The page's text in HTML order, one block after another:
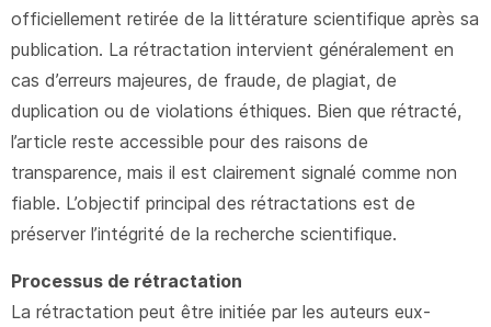
officiellement retirée de la littérature scientifique après sa
publication. La rétractation intervient généralement en
cas d’erreurs majeures, de fraude, de plagiat, de
duplication ou de violations éthiques. Bien que rétracté,
l’article reste accessible pour des raisons de
transparence, mais il est clairement signalé comme non
fiable. L’objectif principal des rétractations est de
préserver l’intégrité de la recherche scientifique.
Processus de rétractation
La rétractation peut être initiée par les auteurs eux-